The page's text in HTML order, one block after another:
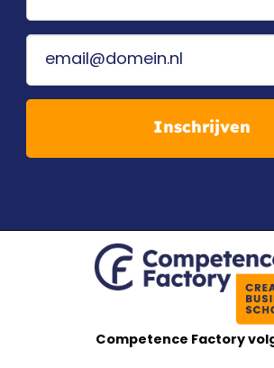
Inschrijven
Competence Factory